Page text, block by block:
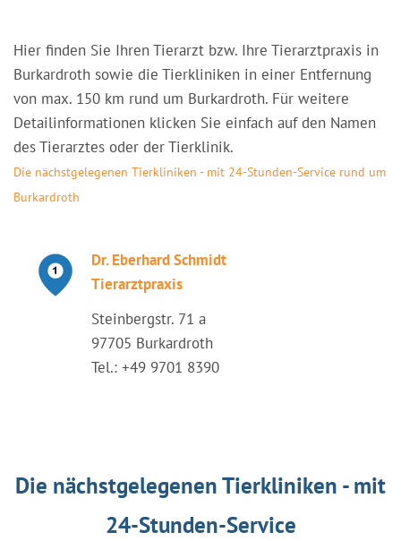
Hier finden Sie Ihren Tierarzt bzw. Ihre Tierarztpraxis in
Burkardroth sowie die Tierkliniken in einer Entfernung
von max. 150 km rund um Burkardroth. Für weitere
Detailinformationen klicken Sie einfach auf den Namen
des Tierarztes oder der Tierklinik.
Die nächstgelegenen Tierkliniken - mit 24-Stunden-Service rund um
Burkardroth
Dr. Eberhard Schmidt
Tierarztpraxis
Steinbergstr. 71 a
97705 Burkardroth
Tel.: +49 9701 8390
Die nächstgelegenen Tierkliniken - mit
24-Stunden-Service